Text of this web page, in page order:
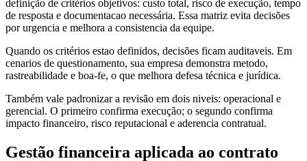
definição de critérios objetivos: custo total, risco de execução, tempo
de resposta e documentacao necessária. Essa matriz evita decisões
por urgencia e melhora a consistencia da equipe.
Quando os critérios estao definidos, decisões ficam auditaveis. Em
cenarios de questionamento, sua empresa demonstra metodo,
rastreabilidade e boa-fe, o que melhora defesa técnica e jurídica.
Também vale padronizar a revisão em dois niveis: operacional e
gerencial. O primeiro confirma execução; o segundo confirma
impacto financeiro, risco reputacional e aderencia contratual.
Gestão financeira aplicada ao contrato